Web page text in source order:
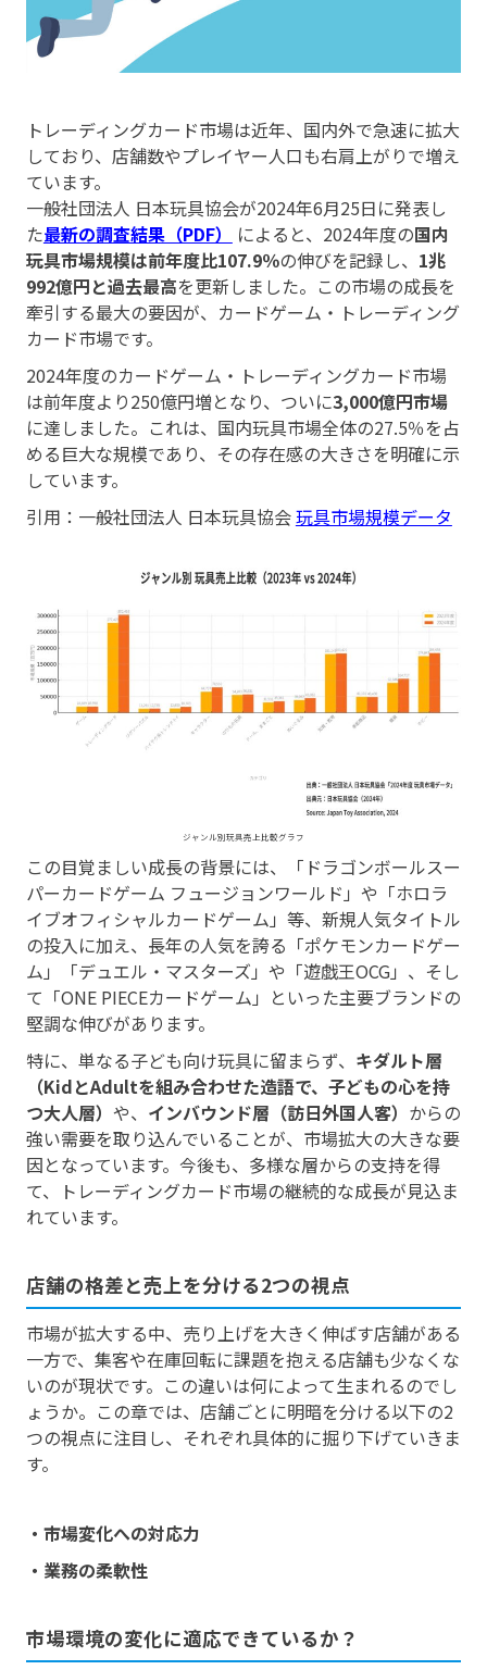
トレーディングカード市場は近年、国内外で急速に拡大
しており、店舗数やプレイヤー人口も右肩上がりで増え
ています。
一般社団法人 日本玩具協会が2024年6月25日に発表し
た最新の調査結果（PDF） によると、2024年度の国内
玩具市場規模は前年度比107.9％の伸びを記録し、 1兆
992億円と過去最高を更新しました。この市場の成長を
牽引する最大の要因が、カードゲーム・トレーディング
カード市場です。
2024年度のカードゲーム・トレーディングカード市場
は前年度より250億円増となり、ついに3,000億円市場
に達しました。これは、国内玩具市場全体の27.5％を占
める巨大な規模であり、その存在感の大きさを明確に示
しています。
引用：一般社団法人 日本玩具協会玩具市場規模データ
ジャンル別玩具売上比較グラフ
この目覚ましい成長の背景には、「ドラゴンボールスー
パーカードゲーム フュージョンワールド」や「ホロラ
イブオフィシャルカードゲーム」等、新規人気タイトル
の投入に加え、長年の人気を誇る「ポケモンカードゲー
ム」「デュエル・マスターズ」や「遊戯王OCG」、そし
て「ONE PIECEカードゲーム」といった主要ブランドの
堅調な伸びがあります。
特に、単なる子ども向け玩具に留まらず、 キダルト層
（KidとAdultを組み合わせた造語で、子どもの心を持
つ大人層） や、 インバウンド層（訪日外国人客） からの
強い需要を取り込んでいることが、市場拡大の大きな要
因となっています。今後も、多様な層からの支持を得
て、トレーディングカード市場の継続的な成長が見込ま
れています。
店舗の格差と売上を分ける2つの視点
市場が拡大する中、売り上げを大きく伸ばす店舗がある
一方で、集客や在庫回転に課題を抱える店舗も少なくな
いのが現状です。この違いは何によって生まれるのでし
ょうか。この章では、店舗ごとに明暗を分ける以下の2
つの視点に注目し、それぞれ具体的に掘り下げていきま
す。
・市場変化への対応力
・業務の柔軟性
市場環境の変化に適応できているか？